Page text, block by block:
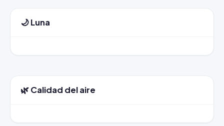
🌙 Luna
🌿 Calidad del aire